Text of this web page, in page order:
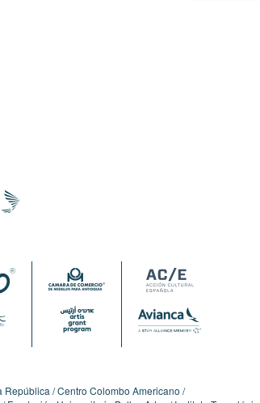
República Centro Colombo Americano